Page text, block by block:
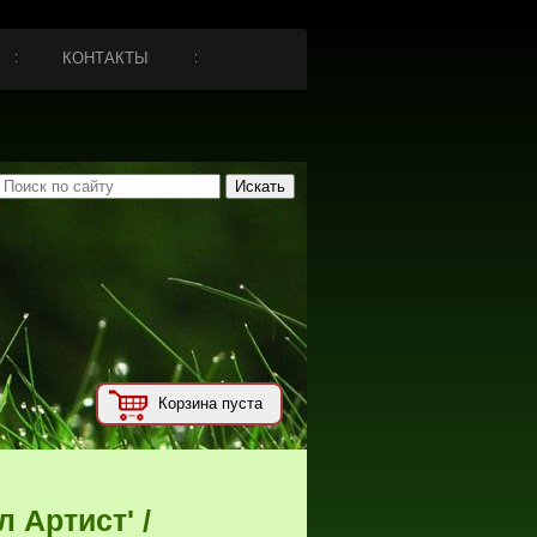
КОНТАКТЫ
Корзина пуста
Артист' /